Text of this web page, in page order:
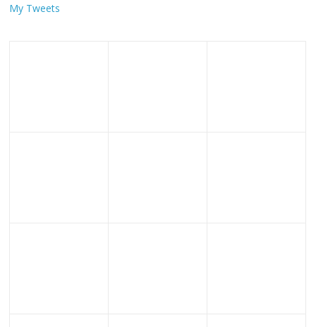
My Tweets